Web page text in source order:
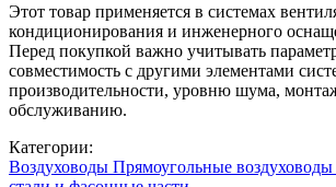
Этот товар применяется в системах
кондиционирования и инженерного
Перед покупкой важно учитывать
совместимость с другими элементами
производительности, уровню шума,
обслуживанию.
Категории:
Воздуховоды Прямоугольные